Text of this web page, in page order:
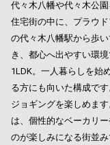
代々木八幡や代々木公
住宅街の中に、プラウ
の代々木八幡駅から歩
き、都心へ出やすい環
1LDK。一人暮らしを始
る方にも向いた構成で
ジョギングを楽しめま
は、個性的なベーカリ
のが楽しみになる街並